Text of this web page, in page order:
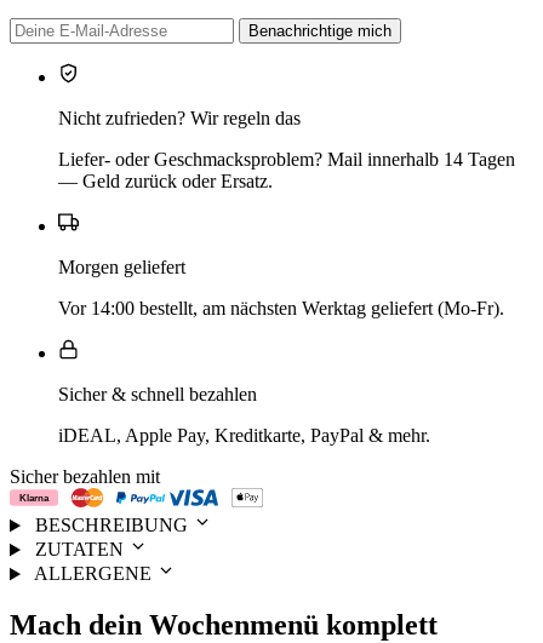
Benachrichtige mich
Nicht zufrieden? Wir regeln das
Liefer- oder Geschmacksproblem? Mail innerhalb 14 Tagen
— Geld zurück oder Ersatz.
Morgen geliefert
Vor 14:00 bestellt, am nächsten Werktag geliefert (Mo-Fr).
Sicher & schnell bezahlen
iDEAL, Apple Pay, Kreditkarte, PayPal & mehr.
Sicher bezahlen mit
BESCHREIBUNG
ZUTATEN
ALLERGENE
Mach dein Wochenmenü komplett